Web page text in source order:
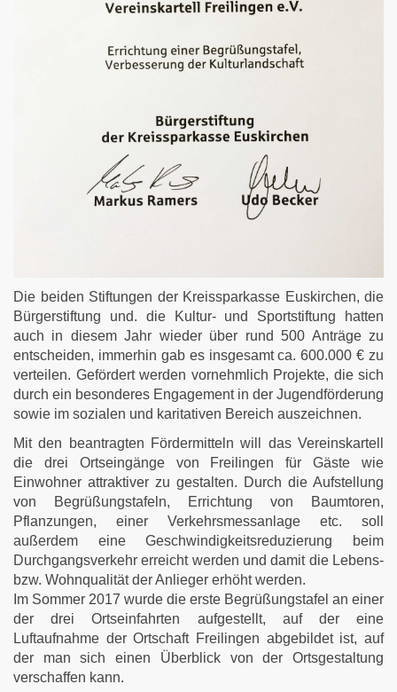
Die beiden Stiftungen der Kreissparkasse Euskirchen, die
Bürgerstiftung und. die Kultur- und Sportstiftung hatten
auch in diesem Jahr wieder über rund 500 Anträge zu
entscheiden, immerhin gab es insgesamt ca. 600.000 € zu
verteilen. Gefördert werden vornehmlich Projekte, die sich
durch ein besonderes Engagement in der Jugendförderung
sowie im sozialen und karitativen Bereich auszeichnen.
Mit den beantragten Fördermitteln will das Vereinskartell
die drei Ortseingänge von Freilingen für Gäste wie
Einwohner attraktiver zu gestalten. Durch die Aufstellung
von Begrüßungstafeln, Errichtung von Baumtoren,
Pflanzungen, einer Verkehrsmessanlage etc. soll
außerdem eine Geschwindigkeitsreduzierung beim
Durchgangsverkehr erreicht werden und damit die Lebens-
bzw. Wohnqualität der Anlieger erhöht werden.
Im Sommer 2017 wurde die erste Begrüßungstafel an einer
der drei Ortseinfahrten aufgestellt, auf der eine
Luftaufnahme der Ortschaft Freilingen abgebildet ist, auf
der man sich einen Überblick von der Ortsgestaltung
verschaffen kann.